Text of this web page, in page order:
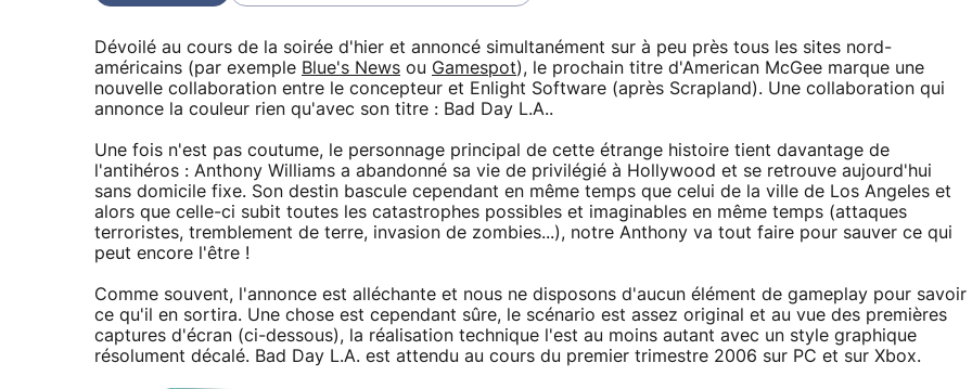
Dévoilé au cours de la soirée d'hier et annoncé simultanément sur à peu près tous les sites nord-
américains (par exemple Blue's News ou Gamespot), le prochain titre d'American McGee marque une
nouvelle collaboration entre le concepteur et Enlight Software (après Scrapland). Une collaboration qui
annonce la couleur rien qu'avec son titre : Bad Day L.A..
Une fois n'est pas coutume, le personnage principal de cette étrange histoire tient davantage de
l'antihéros : Anthony Williams a abandonné sa vie de privilégié à Hollywood et se retrouve aujourd'hui
sans domicile fixe. Son destin bascule cependant en même temps que celui de la ville de Los Angeles et
alors que celle-ci subit toutes les catastrophes possibles et imaginables en même temps (attaques
terroristes, tremblement de terre, invasion de zombies...), notre Anthony va tout faire pour sauver ce qui
peut encore l'être !
Comme souvent, l'annonce est alléchante et nous ne disposons d'aucun élément de gameplay pour savoir
ce qu'il en sortira. Une chose est cependant sûre, le scénario est assez original et au vue des premières
captures d'écran (ci-dessous), la réalisation technique l'est au moins autant avec un style graphique
résolument décalé. Bad Day L.A. est attendu au cours du premier trimestre 2006 sur PC et sur Xbox.